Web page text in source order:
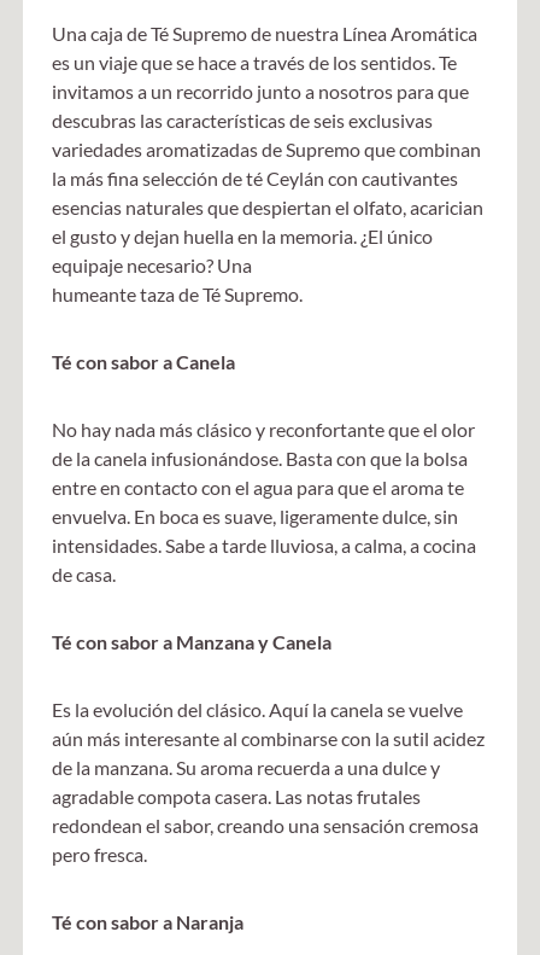
Una caja de Té Supremo de nuestra Línea Aromática
es un viaje que se hace a través de los sentidos. Te
invitamos a un recorrido junto a nosotros para que
descubras las características de seis exclusivas
variedades aromatizadas de Supremo que combinan
la más fina selección de té Ceylán con cautivantes
esencias naturales que despiertan el olfato, acarician
el gusto y dejan huella en la memoria. ¿El único
equipaje necesario? Una
humeante taza de Té Supremo.
Té con sabor a Canela
No hay nada más clásico y reconfortante que el olor
de la canela infusionándose. Basta con que la bolsa
entre en contacto con el agua para que el aroma te
envuelva. En boca es suave, ligeramente dulce, sin
intensidades. Sabe a tarde lluviosa, a calma, a cocina
de casa.
Té con sabor a Manzana y Canela
Es la evolución del clásico. Aquí la canela se vuelve
aún más interesante al combinarse con la sutil acidez
de la manzana. Su aroma recuerda a una dulce y
agradable compota casera. Las notas frutales
redondean el sabor, creando una sensación cremosa
pero fresca.
Té con sabor a Naranja